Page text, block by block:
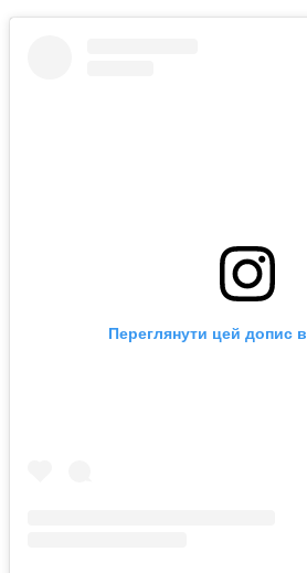
Переглянути цей допис